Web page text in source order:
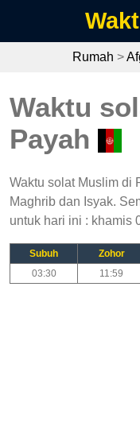
Rumah >
Waktu
Payah
Waktu solat Muslim di
Maghrib dan Isyak.
untuk hari ini : khamis
Subuh Zohor
03:30
11:59